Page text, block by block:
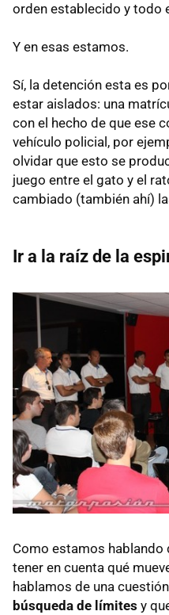
orden establecido y todo
Y en esas estamos.
Sí, la detención esta es
estar aislados: una
con el hecho de que ese
vehículo policial, por
olvidar que esto se
juego entre el gato y el
cambiado (también ahí)
Ir a la raíz de la
Como estamos hablando
tener en cuenta qué
hablamos de una
búsqueda de límites y